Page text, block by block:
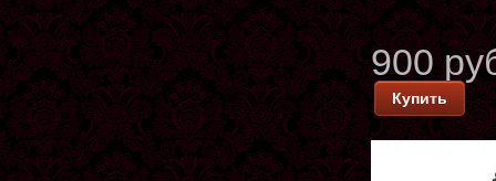
900
Купить